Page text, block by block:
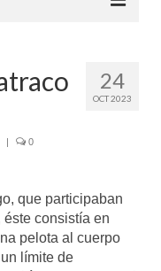
24
OCT 2023
| 0
que participaban
éste consistía en
pelota al cuerpo
límite de